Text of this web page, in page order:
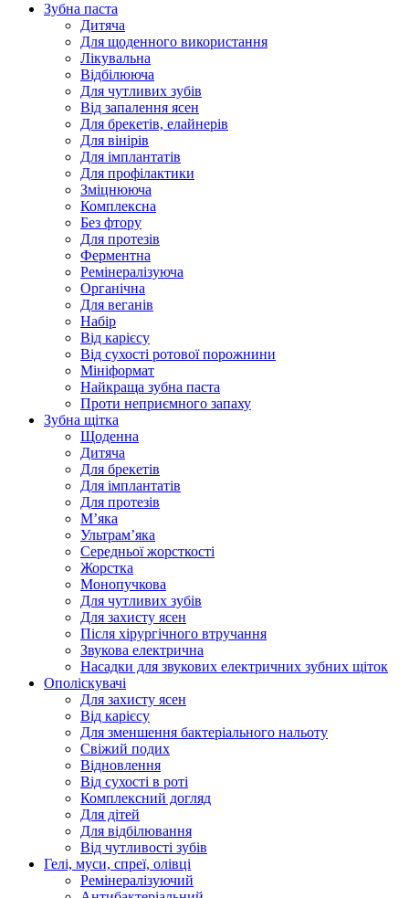
Зубна паста
Дитяча
Для щоденного використання
Лікувальна
Відбілююча
Для чутливих зубів
Від запалення ясен
Для брекетів, елайнерів
Для вінірів
Для імплантатів
Для профілактики
Зміцнююча
Комплексна
Без фтору
Для протезів
Ферментна
Ремінералізуюча
Органічна
Для веганів
Набір
Від карієсу
Від сухості ротової порожнини
Мініформат
Найкраща зубна паста
Проти неприємного запаху
Зубна щітка
Щоденна
Дитяча
Для брекетів
Для імплантатів
Для протезів
Мʼяка
Ультрамʼяка
Середньої жорсткості
Жорстка
Монопучкова
Для чутливих зубів
Для захисту ясен
Після хірургічного втручання
Звукова електрична
Насадки для звукових електричних зубних щіток
Ополіскувачі
Для захисту ясен
Від карієсу
Для зменшення бактеріального нальоту
Свіжий подих
Відновлення
Від сухості в роті
Комплексний догляд
Для дітей
Для відбілювання
Від чутливості зубів
Гелі, муси, спреї, олівці
Ремінералізуючий